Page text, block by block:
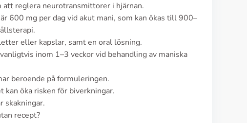
reglera neurotransmittorer i hjärnan.
600 mg per dag vid akut mani, som kan ökas till 900–
eller kapslar, samt en oral lösning.
inom 1–3 veckor vid behandling av maniska
beroende på formuleringen.
kan öka risken för biverkningar.
skakningar.
recept?